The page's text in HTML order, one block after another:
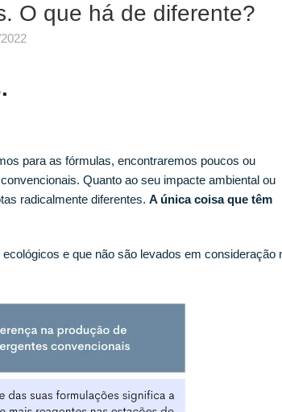
O que há de diferente?
para as fórmulas, encontraremos poucos ou
Quanto ao seu impacte ambiental ou
radicalmente diferentes. A única coisa que têm
e que não são levados em consideração